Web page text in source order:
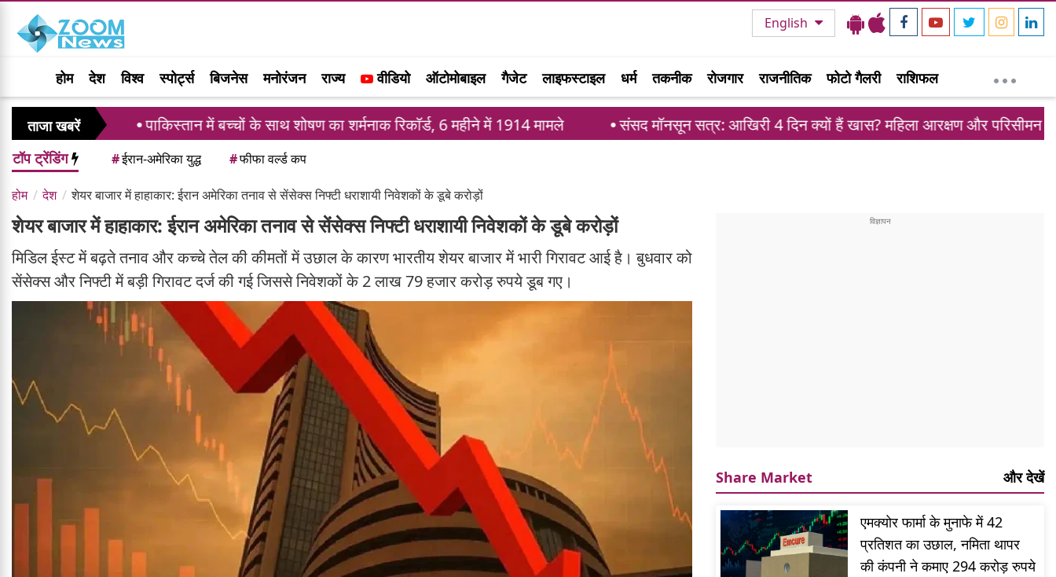
English
होम देश विश्व स्पोर्ट्स बिजनेस मनोरंजन राज्य वीडियो ऑटोमोबाइल गैजेट लाइफस्टाइल धर्म तकनीक रोजगार राजनीतिक फोटो गैलरी राशिफल
ताजा खबरेंपाकिस्तान में बच्चों के साथ शोषण का शर्मनाक रिकॉर्ड, 6 महीने में 1914 मामले संसद मॉनसून सत्र: आखिरी 4 दिन क्यों हैं खास? महिला आरक्षण और परिसीमन पर सस्पेंस
टॉप ट्रेंडिंग #ईरान-अमेरिका युद्ध #फीफा वर्ल्ड कप
होम देश शेयर बाजार में हाहाकार: ईरान अमेरिका तनाव से सेंसेक्स निफ्टी धराशायी निवेशकों के डूबे करोड़ों
शेयर बाजार में हाहाकार: ईरान अमेरिका तनाव से सेंसेक्स निफ्टी धराशायी निवेशकों के डूबे करोड़ों
मिडिल ईस्ट में बढ़ते तनाव और कच्चे तेल की कीमतों में उछाल के कारण भारतीय शेयर बाजार में भारी गिरावट आई है। बुधवार को
सेंसेक्स और निफ्टी में बड़ी गिरावट दर्ज की गई जिससे निवेशकों के 2 लाख 79 हजार करोड़ रुपये डूब गए।
Share Market और देखें
एमक्योर फार्मा के मुनाफे में 42
प्रतिशत का उछाल, नमिता थापर
की कंपनी ने कमाए 294 करोड़ रुपये